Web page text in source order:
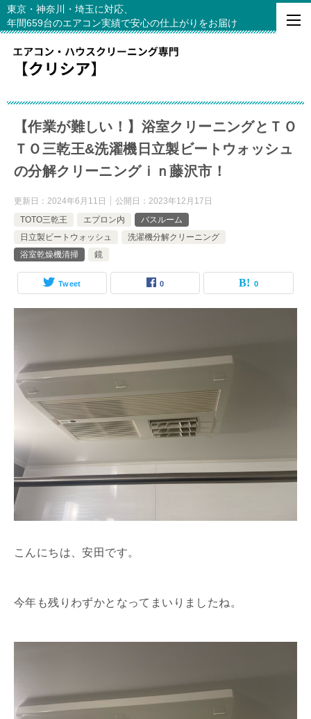
東京・神奈川・埼玉に対応、
年間659台のエアコン実績で安心の仕上がりをお届け
【作業が難しい！】浴室クリーニングとＴＯ
ＴＯ三乾王&洗濯機日立製ビートウォッシュ
の分解クリーニングｉｎ藤沢市！
更新日： 2024年6月11日 公開日： 2023年12月17日
TOTO三乾王
エプロン内
バスルーム
日立製ビートウォッシュ
洗濯機分解クリーニング
浴室乾燥機清掃
鏡
Tweet 0 0
こんにちは、安田です。
今年も残りわずかとなってまいりましたね。